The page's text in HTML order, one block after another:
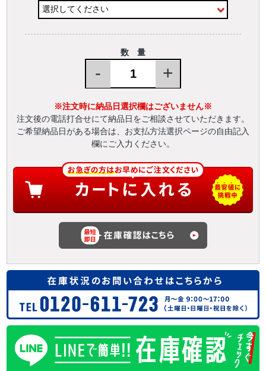
数 量
- +
※注文時に納品日選択欄はございません※
注文後の電話打合せにて納品日をご相談させていただきます。
ご希望納品日がある場合は、お支払方法選択ページの自由記入
欄にご入力ください。